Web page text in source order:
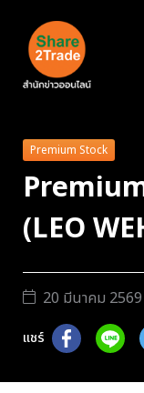
Premium Stock
(LEO
20 มีนาคม 2569
แชร์